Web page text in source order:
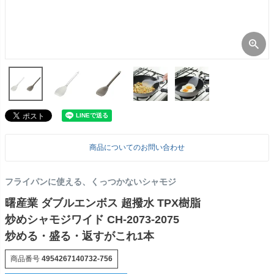
商品についてのお問い合わせ
フライパンに使える、くっつかないシャモジ
曙産業 ダブルエンボス 超撥水 TPX樹脂
炒めシャモジワイド CH-2073-2075
炒める・盛る・返すがこれ1本
商品番号 4954267140732-756